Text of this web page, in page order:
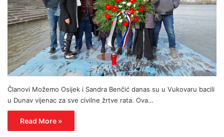
Članovi Možemo Osijek i Sandra Benčić danas su u Vukovaru bacili
u Dunav vijenac za sve civilne žrtve rata. Ova…
Read More »